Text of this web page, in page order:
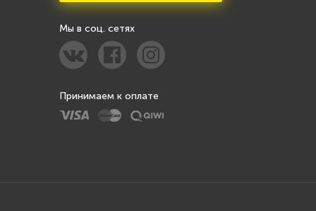
Мы в соц. сетях
Принимаем к оплате